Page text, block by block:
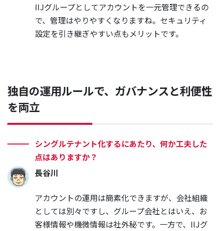
IIJグループとしてアカウントを一元管理できるの
で、管理はやりやすくなりますね。セキュリティ
設定を引き継ぎやすい点もメリットです。
独自の運用ルールで、ガバナンスと利便性
を両立
シングルテナント化するにあたり、何か工夫した
点はありますか？
長谷川
アカウントの運用は簡素化できますが、会社組織
としては別々ですし、グループ会社とはいえ、お
客様情報や機微情報は社外秘です。一方で、IIJグ